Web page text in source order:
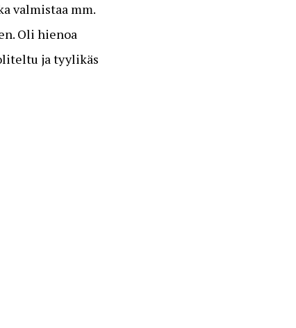
valmistaa mm.
Oli hienoa
ja tyylikäs